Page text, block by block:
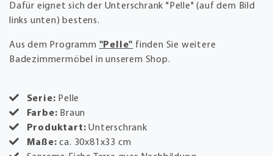
Dafür eignet sich der Unterschrank "Pelle" (auf dem Bild
links unten) bestens.
Aus dem Programm "Pelle" finden Sie weitere
Badezimmermöbel in unserem Shop.
Serie: Pelle
Farbe: Braun
Produktart:Unterschrank
Maße:ca. 30x81x33 cm